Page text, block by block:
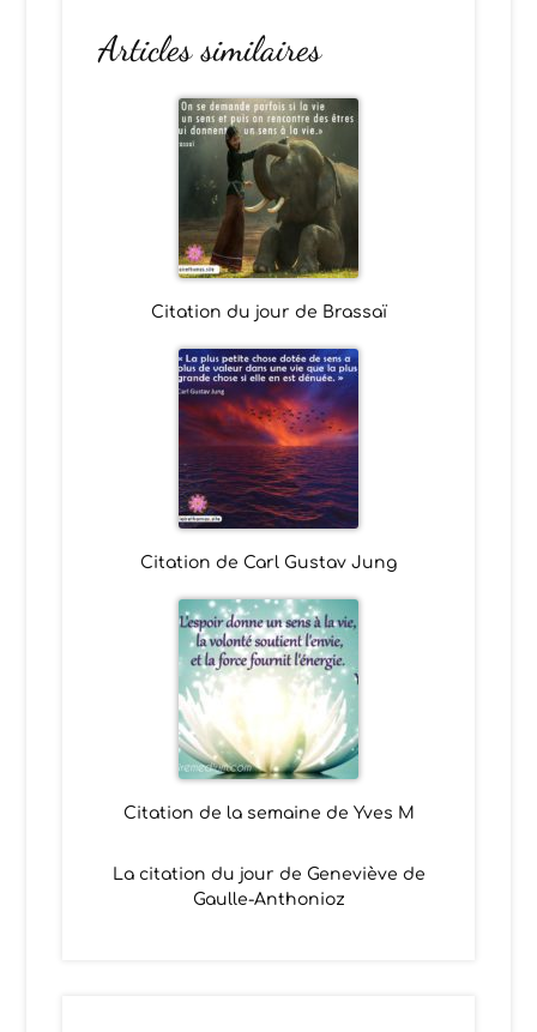
Articles similaires
Citation du jour de Brassaï
Citation de Carl Gustav Jung
Citation de la semaine de Yves M
La citation du jour de Geneviève de
Gaulle-Anthonioz